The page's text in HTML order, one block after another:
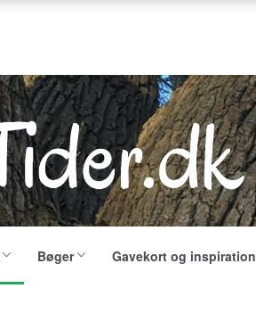
Bøger Gavekort og inspiration